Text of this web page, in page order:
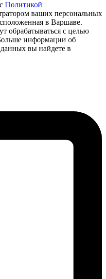
Политикой
ваших персональных
в Варшаве.
обрабатываться с целью
информации об
вы найдете в